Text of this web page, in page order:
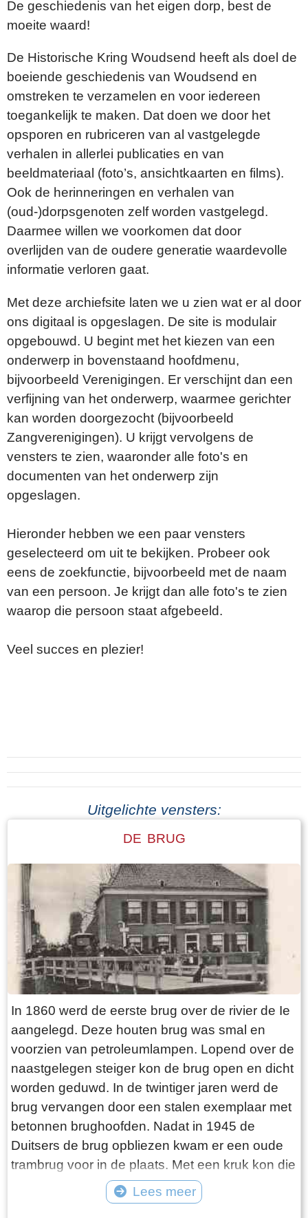
De geschiedenis van het eigen dorp, best de
moeite waard!
De Historische Kring Woudsend heeft als doel de
boeiende geschiedenis van Woudsend en
omstreken te verzamelen en voor iedereen
toegankelijk te maken. Dat doen we door het
opsporen en rubriceren van al vastgelegde
verhalen in allerlei publicaties en van
beeldmateriaal (foto’s, ansichtkaarten en films).
Ook de herinneringen en verhalen van
(oud-)dorpsgenoten zelf worden vastgelegd.
Daarmee willen we voorkomen dat door
overlijden van de oudere generatie waardevolle
informatie verloren gaat.
Met deze archiefsite laten we u zien wat er al door
ons digitaal is opgeslagen. De site is modulair
opgebouwd. U begint met het kiezen van een
onderwerp in bovenstaand hoofdmenu,
bijvoorbeeld Verenigingen. Er verschijnt dan een
verfijning van het onderwerp, waarmee gerichter
kan worden doorgezocht (bijvoorbeeld
Zangverenigingen). U krijgt vervolgens de
vensters te zien, waaronder alle foto's en
documenten van het onderwerp zijn
opgeslagen.
Hieronder hebben we een paar vensters
geselecteerd om uit te bekijken. Probeer ook
eens de zoekfunctie, bijvoorbeeld met de naam
van een persoon. Je krijgt dan alle foto's te zien
waarop die persoon staat afgebeeld.
Veel succes en plezier!
Uitgelichte vensters:
DE BRUG
In 1860 werd de eerste brug over de rivier de Ie
aangelegd. Deze houten brug was smal en
voorzien van petroleumlampen. Lopend over de
naastgelegen steiger kon de brug open en dicht
worden geduwd. In de twintiger jaren werd de
brug vervangen door een stalen exemplaar met
betonnen brughoofden. Nadat in 1945 de
Duitsers de brug opbliezen kwam er een oude
trambrug voor in de plaats. Met een kruk kon die
worden opengedraaid. In 1975 werd de huidige
Hellingbrug met elektrische bediening
Lees meer